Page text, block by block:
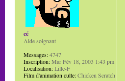
cé
Aide soignant
Messages:4747
Inscription:Mar Fév 18, 2003 1:43 pm
Localisation:Lille-F
Film d'animation culte:Chicken Scratch